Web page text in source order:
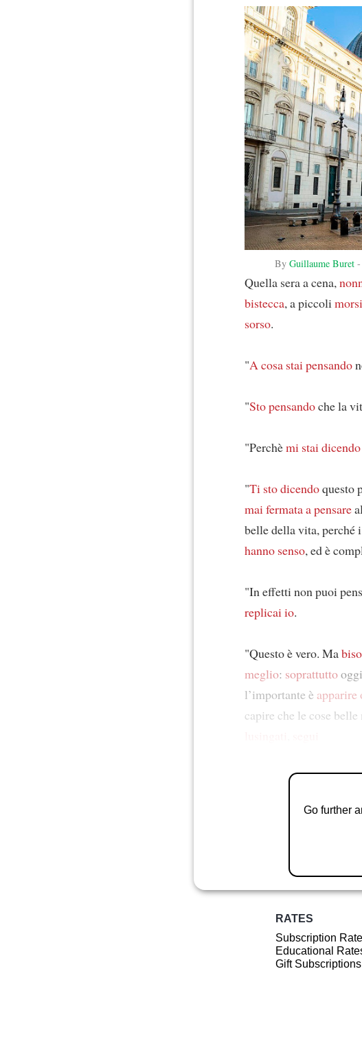
By Guillaume Buret
Quella sera a cena,
bistecca, a piccolimorsi
sorso.
"A cosa stai pensando
"Sto pensandoche la
"Perchèmi stai dicendo
"Ti sto dicendoquesto
mai fermata a pensare
belle della vita, perché
hanno senso, ed è
"In effetti non puoi
replicai io.
"Questo è vero. Ma
meglio: soprattutto
l’importante è apparire
capire che le cose belle
Go further
RATES
Subscription
Educational
Gift Subscriptions